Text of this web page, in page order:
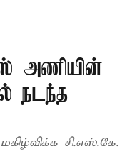
அணியின்
நடந்த
சி.எஸ்.கே.